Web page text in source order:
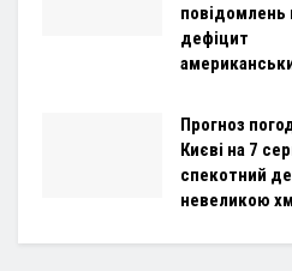
повідомлень
дефіцит
Прогноз
Києві на 7
спекотний
невеликою